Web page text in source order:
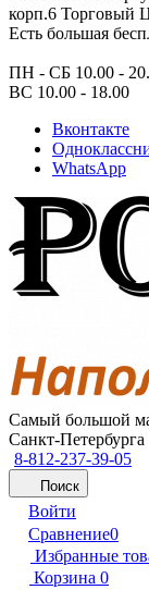
корп.6 Торговый
Есть большая
ПН - СБ 10.00 -
ВС 10.00 - 18.00
Вконтакте
WhatsApp
Самый большой
Санкт-Петербурга
8-812-237-39-05
Поиск
Войти
Сравнение0
Избранные
Корзина 0